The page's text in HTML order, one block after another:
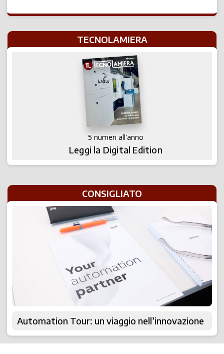
TECNOLAMIERA
5 numeri all'anno
Leggi la Digital Edition
CONSIGLIATO
Automation Tour: un viaggio nell’innovazione